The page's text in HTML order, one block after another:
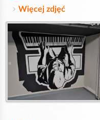
Więcej zdjęć